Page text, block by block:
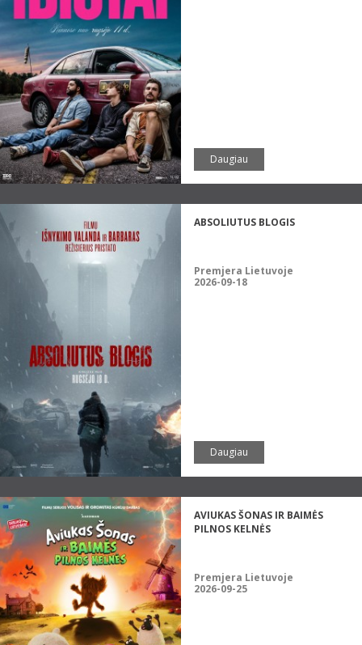
Daugiau
ABSOLIUTUS BLOGIS
Premjera Lietuvoje
2026-09-18
Daugiau
AVIUKAS ŠONAS IR BAIMĖS
PILNOS KELNĖS
Premjera Lietuvoje
2026-09-25